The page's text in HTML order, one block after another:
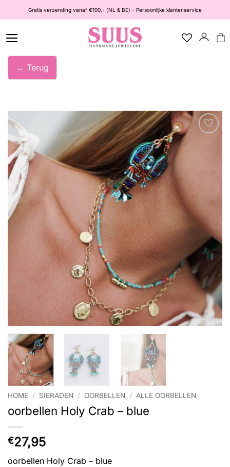
naar
inhoud
Gratis verzending vanaf €100,- (NL & BE) - Persoonlijke klantenservice
← Terug
HOME / SIERADEN / OORBELLEN / ALLE OORBELLEN
oorbellen Holy Crab – blue
€27,95
oorbellen Holy Crab – blue